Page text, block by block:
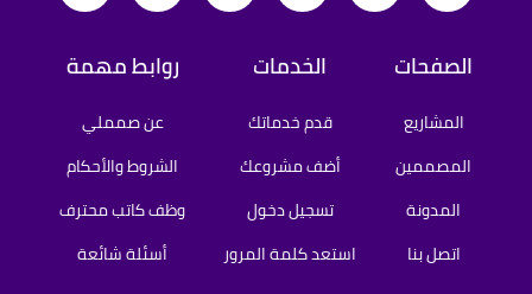
الصفحات
المشاريع
المصممين
المدونة
اتصل بنا
الخدمات
قدم خدماتك
أضف مشروعك
تسجيل دخول
استعد كلمة المرور
روابط مهمة
عن صمملي
الشروط والأحكام
وظف كاتب محترف
أسئلة شائعة